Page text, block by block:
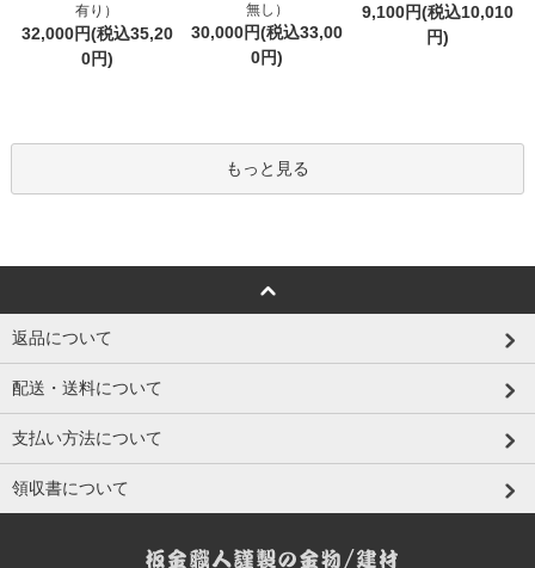
有り）
32,000円(税込35,20
0円)
無し）
30,000円(税込33,00
0円)
9,100円(税込10,010
円)
もっと見る
返品について
配送・送料について
支払い方法について
領収書について